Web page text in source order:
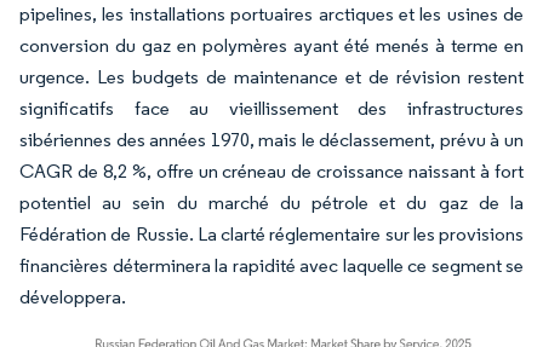
pipelines, les installations portuaires arctiques et les usines de
conversion du gaz en polymères ayant été menés à terme en
urgence. Les budgets de maintenance et de révision restent
significatifs face au vieillissement des infrastructures
sibériennes des années 1970, mais le déclassement, prévu à un
CAGR de 8,2 %, offre un créneau de croissance naissant à fort
potentiel au sein du marché du pétrole et du gaz de la
Fédération de Russie. La clarté réglementaire sur les provisions
financières déterminera la rapidité avec laquelle ce segment se
développera.